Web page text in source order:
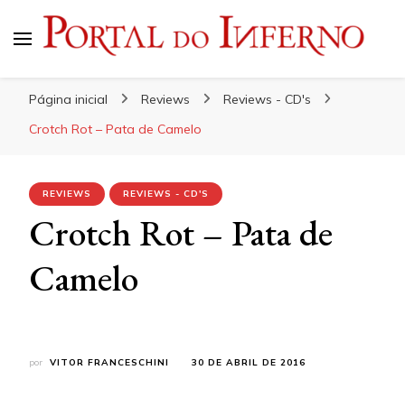
Página inicial Reviews
Reviews - CD's
Crotch Rot – Pata de Camelo
REVIEWS REVIEWS - CD'S
Crotch Rot – Pata de
Camelo
por VITOR FRANCESCHINI 30 DE ABRIL DE 2016